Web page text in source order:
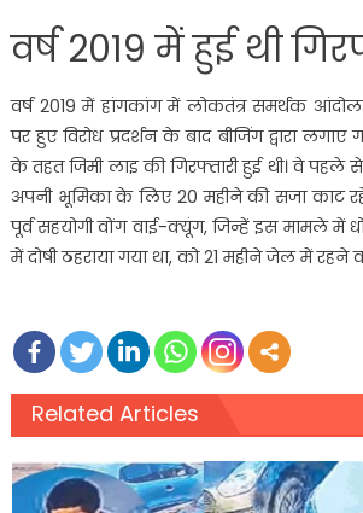
वर्ष 2019 में हुई थी
वर्ष 2019 में हांगकांग में लोकतंत्र समर्थक
पर हुए विरोध प्रदर्शन के बाद बीजिंग द्वारा लगाए
के तहत जिमी लाइ की गिरफ्तारी हुई थी। वे
अपनी भूमिका के लिए 20 महीने की सजा काट
पूर्व सहयोगी वोंग वाई-क्यूंग, जिन्हें इस मामले में
में दोषी ठहराया गया था, को 21 महीने जेल में
Related Articles